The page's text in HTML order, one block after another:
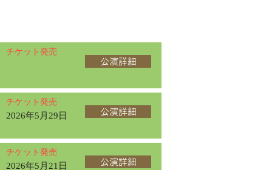
チケット発売
公演詳細
チケット発売
2026年5月29日 公演詳細
チケット発売
2026年5月21日 公演詳細